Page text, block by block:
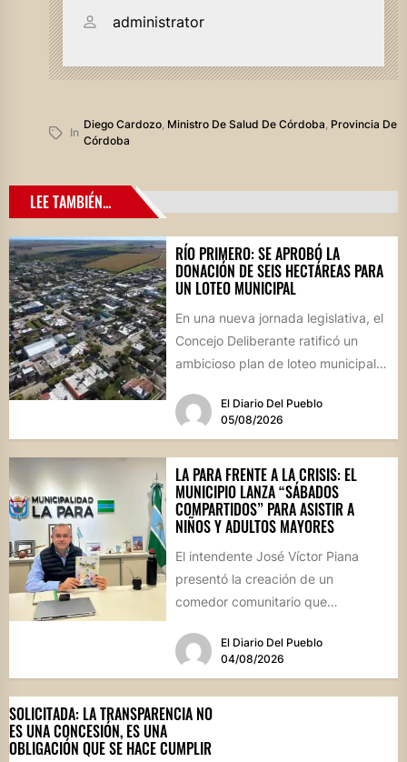
administrator
In
Diego Cardozo, Ministro De Salud De Córdoba Provincia De
Córdoba
LEE TAMBIÉN...
RÍO PRIMERO: SE APROBÓ LA
DONACIÓN DE SEIS HECTÁREAS PARA
UN LOTEO MUNICIPAL
En una nueva jornada legislativa, el
Concejo Deliberante ratificó un
ambicioso plan de loteo municipal,
por...
El Diario Del Pueblo
05/08/2026
LA PARA FRENTE A LA CRISIS: EL
MUNICIPIO LANZA “SÁBADOS
COMPARTIDOS” PARA ASISTIR A
NIÑOS Y ADULTOS MAYORES
El intendente José Víctor Piana
presentó la creación de un
comedor comunitario que
Salón...
El Diario Del Pueblo
04/08/2026
SOLICITADA: LA TRANSPARENCIA NO
ES UNA CONCESIÓN, ES UNA
OBLIGACIÓN QUE SE HACE CUMPLIR